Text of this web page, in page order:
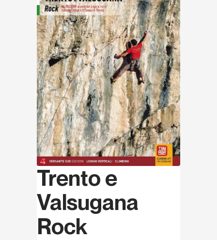
Trento e
Valsugana
Rock